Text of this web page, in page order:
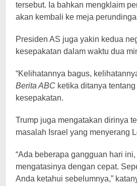
tersebut. Ia bahkan mengklaim
akan kembali ke meja
Presiden AS juga yakin kedua
kesepakatan dalam waktu dua
“Kelihatannya bagus,
Berita ABC ketika ditanya
kesepakatan.
Trump juga mengatakan dirinya
masalah Israel yang menyerang
“Ada beberapa gangguan hari
mengatasinya dengan cepat.
Anda ketahui sebelumnya,”